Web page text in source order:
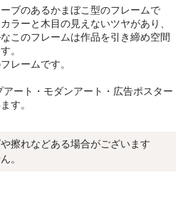
ト
】
】
ブのあるかまぼこ型のフレームで
ラーと木目の見えないツヤがあり、
このフレームは作品を引き締め空間
。
レームです。
ート・モダンアート・広告ポスター
す。
擦れなどある場合がございます
。